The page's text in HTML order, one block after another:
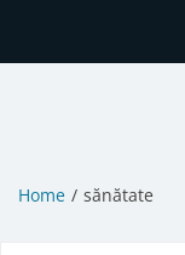
Home sănătate